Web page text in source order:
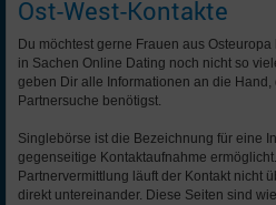
Ost-West-Kontakte
Du möchtest gerne Frauen aus
in Sachen Online Dating noch nicht so
geben Dir alle Informationen an die
Partnersuche benötigst.
Singlebörse ist die Bezeichnung für eine
gegenseitige Kontaktaufnahme
Partnervermittlung läuft der Kontakt nicht
direkt untereinander. Diese Seiten sind